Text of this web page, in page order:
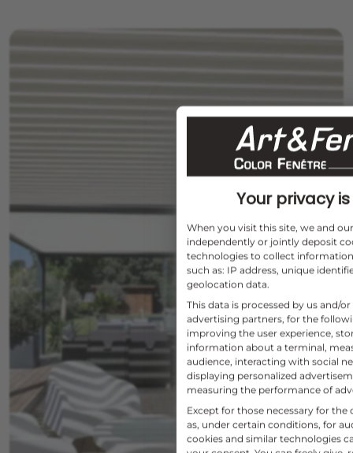
Your privacy
When you visit this site, we and
independently or jointly deposit
technologies to collect
such as: IP address, unique
geolocation data.
This data is processed by us and/
advertising partners, for the
improving the user experience,
information about a terminal,
audience, interacting with social
displaying personalized
measuring the performance of
Except for those necessary for the
as, under certain conditions, for
cookies and similar technologies